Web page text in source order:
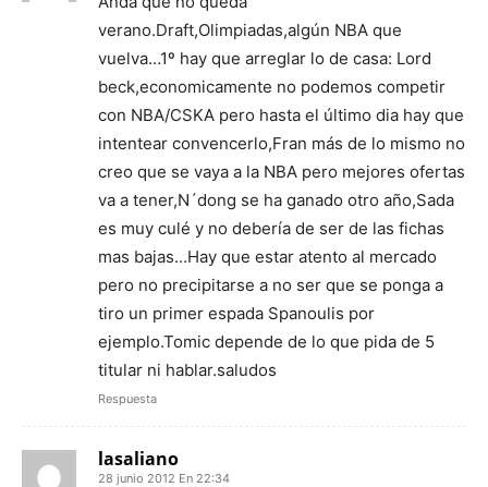
verano.Draft,Olimpiadas,algún NBA que
vuelva…1º hay que arreglar lo de casa: Lord
beck,economicamente no podemos competir
con NBA/CSKA pero hasta el último dia hay que
intentear convencerlo,Fran más de lo mismo no
creo que se vaya a la NBA pero mejores ofertas
va a tener,N´dong se ha ganado otro año,Sada
es muy culé y no debería de ser de las fichas
mas bajas…Hay que estar atento al mercado
pero no precipitarse a no ser que se ponga a
tiro un primer espada Spanoulis por
ejemplo.Tomic depende de lo que pida de 5
titular ni hablar.saludos
Respuesta
lasaliano
28 junio 2012 En 22:34